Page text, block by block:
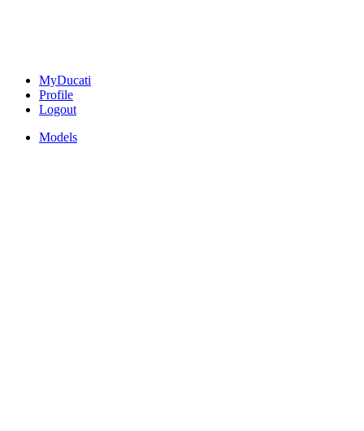
MyDucati
Profile
Logout
Models